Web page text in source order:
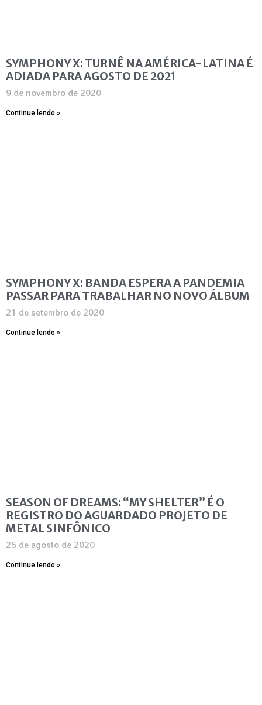
SYMPHONY X: TURNÊ NA AMÉRICA-LATINA É
ADIADA PARA AGOSTO DE 2021
9 de novembro de 2020
Continue lendo »
SYMPHONY X: BANDA ESPERA A PANDEMIA
PASSAR PARA TRABALHAR NO NOVO ÁLBUM
21 de setembro de 2020
Continue lendo »
SEASON OF DREAMS: “MY SHELTER” É O
REGISTRO DO AGUARDADO PROJETO DE
METAL SINFÔNICO
25 de agosto de 2020
Continue lendo »